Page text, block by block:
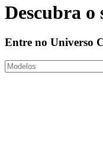
Descubra o
Entre no Universo